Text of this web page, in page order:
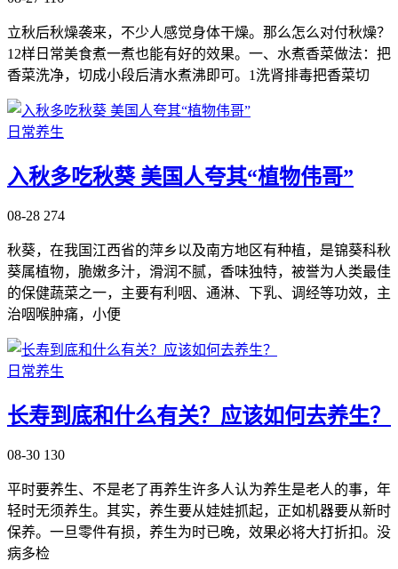
立秋后秋燥袭来，不少人感觉身体干燥。那么怎么对付秋燥？
12样日常美食煮一煮也能有好的效果。一、水煮香菜做法：把
香菜洗净，切成小段后清水煮沸即可。1洗肾排毒把香菜切
日常养生
入秋多吃秋葵 美国人夸其“植物伟哥”
08-28 274
秋葵，在我国江西省的萍乡以及南方地区有种植，是锦葵科秋
葵属植物，脆嫩多汁，滑润不腻，香味独特，被誉为人类最佳
的保健蔬菜之一，主要有利咽、通淋、下乳、调经等功效，主
治咽喉肿痛，小便
日常养生
长寿到底和什么有关？应该如何去养生？
08-30 130
平时要养生、不是老了再养生许多人认为养生是老人的事，年
轻时无须养生。其实，养生要从娃娃抓起，正如机器要从新时
保养。一旦零件有损，养生为时已晚，效果必将大打折扣。没
病多检